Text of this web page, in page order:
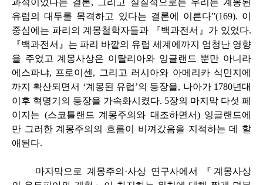
과적이었다는 결론, 그리고 실질적으로는 우리는 계몽된
유럽의 대두를 목격하고 있다는 결론에 이른다”(169). 이
중심에는 파리의 계몽철학자들과 『백과전서』가 있었다.
『백과전서』는 파리 바깥의 유럽 세계에까지 엄청난 영향
을 주었고 계몽사상은 이탈리아와 잉글랜드 뿐만 아니라
에스파냐, 프로이센, 그리고 러시아와 아메리카 식민지에
까지 확산되면서 ‘계몽된 유럽’의 등장을, 나아가 1780년대
이후 혁명기의 등장을 가속화시켰다. 5장의 마지막 다섯 페
이지는 (스코틀랜드 계몽주의와 대조하면서) 잉글랜드에
만 그러한 계몽주의의 흐름이 비껴갔음을 지적하는 데 할
애된다.
마지막으로 계몽주의·사상 연구사에서 『계몽사상